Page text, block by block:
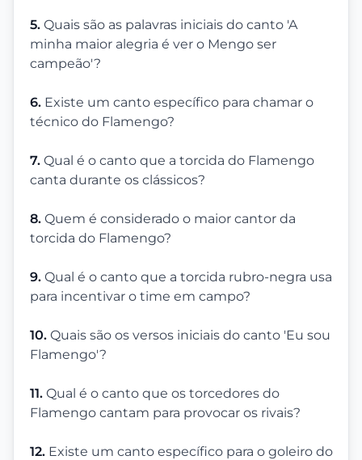
5. Quais são as palavras iniciais do canto 'A
minha maior alegria é ver o Mengo ser
campeão'?
6. Existe um canto específico para chamar o
técnico do Flamengo?
7. Qual é o canto que a torcida do Flamengo
canta durante os clássicos?
8. Quem é considerado o maior cantor da
torcida do Flamengo?
9. Qual é o canto que a torcida rubro-negra usa
para incentivar o time em campo?
10. Quais são os versos iniciais do canto 'Eu sou
Flamengo'?
11. Qual é o canto que os torcedores do
Flamengo cantam para provocar os rivais?
12. Existe um canto específico para o goleiro do